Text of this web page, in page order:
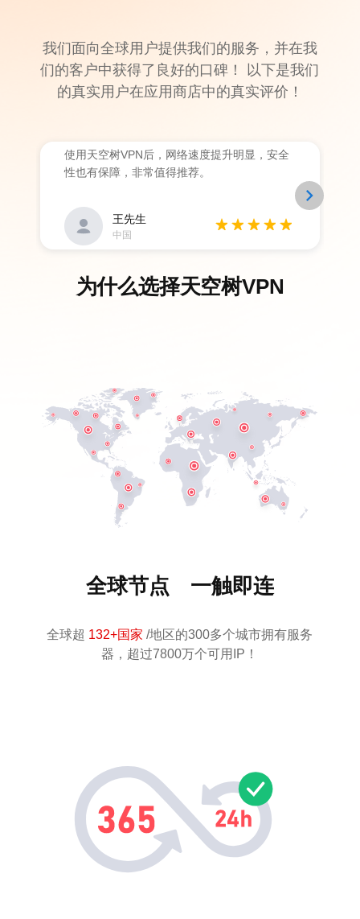
我们面向全球用户提供我们的服务，并在我
们的客户中获得了良好的口碑！ 以下是我们
的真实用户在应用商店中的真实评价！
使用天空树VPN后，网络速度提升明显，安全
性也有保障，非常值得推荐。
王先生
中国
chevron_right
为什么选择天空树VPN
全球节点 一触即连
全球超 132+国家/地区的300多个城市拥有服务
器，超过7800万个可用IP！